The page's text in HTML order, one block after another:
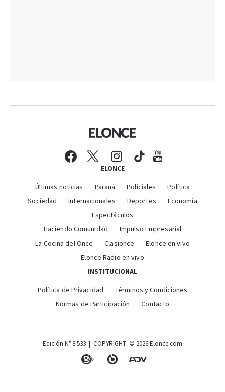
ELONCE
Últimas noticias Paraná Policiales
Política
Sociedad
Internacionales Deportes
Economía
Espectáculos
Haciendo Comunidad
Impulso Empresarial
La Cocina del Once
Clasionce
Elonce en vivo
Elonce Radio en vivo
INSTITUCIONAL
Política de Privacidad
Términos y Condiciones
Normas de Participación
Contacto
Edición N° 8.533 | COPYRIGHT: © 2026 Elonce.com